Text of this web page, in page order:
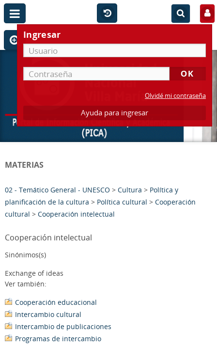
Ingresar
Olvidé mi contraseña
Ayuda para ingresar
MATERIAS
02 - Temático General - UNESCO > Cultura > Política y
planificación de la cultura > Política cultural > Cooperación
cultural > Cooperación intelectual
Cooperación intelectual
Sinónimos(s)
Exchange of ideas
Ver también:
Cooperación educacional
Intercambio cultural
Intercambio de publicaciones
Programas de intercambio